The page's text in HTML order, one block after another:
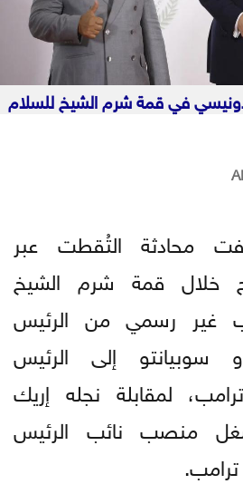
في قمة شرم الشيخ للسلام
محادثة التُقطت عبر
خلال قمة شرم الشيخ
غير رسمي من الرئيس
سوبيانتو إلى الرئيس
لمقابلة نجله إريك
منصب نائب الرئيس